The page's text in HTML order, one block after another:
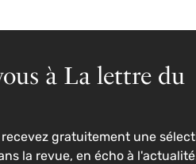
à La lettre du
recevez gratuitement une
la revue, en écho à